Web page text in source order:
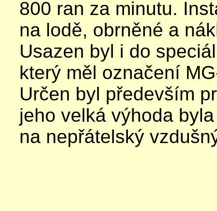
800 ran za minutu.
na lodě, obrněné a
Usazen byl i do
který měl označení
Určen byl především
jeho velká výhoda
na nepřátelský